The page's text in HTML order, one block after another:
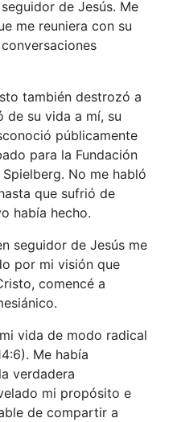
de Jesús. Me
me reuniera con su
también destrozó a
de su vida a mí, su
públicamente
para la Fundación
No me habló
que sufrió de
había hecho.
seguidor de Jesús me
por mi visión que
comencé a
vida de modo radical
Me había
verdadera
mi propósito e
de compartir a